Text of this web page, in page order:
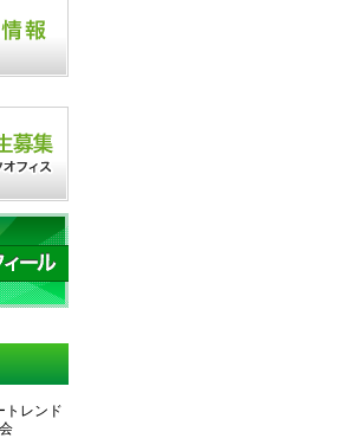
トレンド